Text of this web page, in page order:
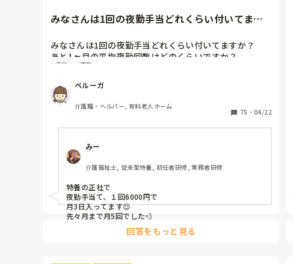
みなさんは1回の夜勤手当どれくらい付いてます
みなさんは1回の夜勤手当どれくらい付いてますか？
あと1ヶ月の平均夜勤回数はどのくらいですか？
ですが、最近は逆に夜勤のみの職員が増えて大幅に回数
が減ってしまいました。
夜勤が多いのも嫌ですが夜勤手当が入らないのもわりと
しんどいですよね(；´Д｀)
手当 夜勤
ベルーガ
介護職・ヘルパー, 有料老人ホーム
75 ・ 04/22
みー
介護福祉士, 従来型特養, 初任者研修, 実務者研修
特養の正社で
夜勤手当て、１回6000円で
月3日入ってます😌
先々月まで月5回でした💨
回答をもっと見る